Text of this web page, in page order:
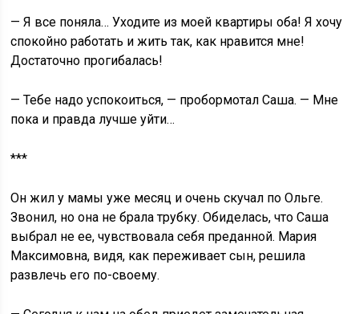
— Я все поняла… Уходите из моей квартиры оба! Я хочу
спокойно работать и жить так, как нравится мне!
Достаточно прогибалась!
— Тебе надо успокоиться, — пробормотал Саша. — Мне
пока и правда лучше уйти…
***
Он жил у мамы уже месяц и очень скучал по Ольге.
Звонил, но она не брала трубку. Обиделась, что Саша
выбрал не ее, чувствовала себя преданной. Мария
Максимовна, видя, как переживает сын, решила
развлечь его по-своему.